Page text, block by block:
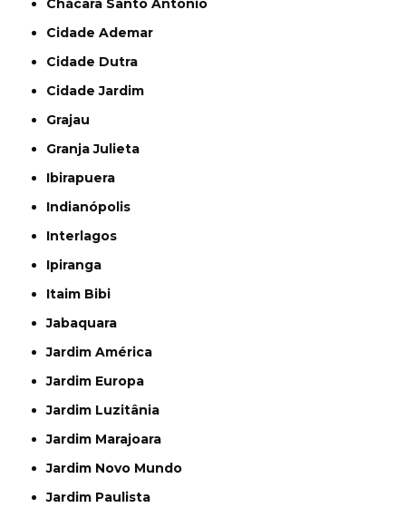
Chácara Santo Antônio
Cidade Ademar
Cidade Dutra
Cidade Jardim
Grajau
Granja Julieta
Ibirapuera
Indianópolis
Interlagos
Ipiranga
Itaim Bibi
Jabaquara
Jardim América
Jardim Europa
Jardim Luzitânia
Jardim Marajoara
Jardim Novo Mundo
Jardim Paulista